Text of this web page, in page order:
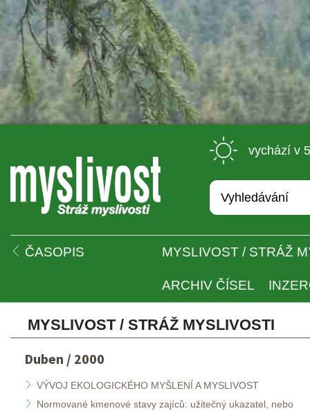
vychází v
ČASOPIS MYSLIVOST / STRÁŽ
ARCHIV ČÍSEL
MYSLIVOST / STRÁŽ MYSLIVOSTI
Duben / 2000
VÝVOJ EKOLOGICKÉHO MYŠLENÍ A MYSLIVOST
Normované kmenové stavy zajíců: užitečný ukazatel, nebo